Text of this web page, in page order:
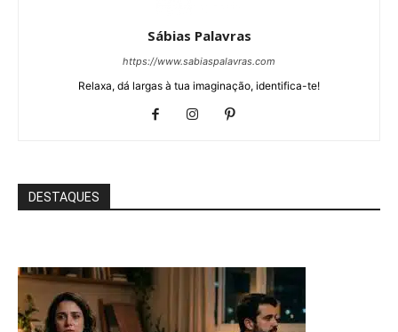
Sábias Palavras
https://www.sabiaspalavras.com
Relaxa, dá largas à tua imaginação, identifica-te!
DESTAQUES